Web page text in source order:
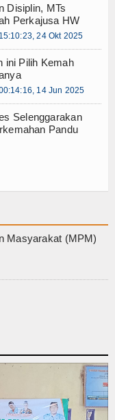
Disiplin, MTs
Perkajusa HW
15:10:23, 24 Okt 2025
ini Pilih Kemah
14 Jun 2025
Selenggarakan
Pandu
Masyarakat (MPM)